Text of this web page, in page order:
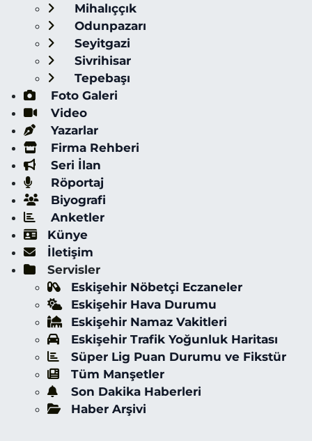
Mihalıççık
Odunpazarı
Seyitgazi
Sivrihisar
Tepebaşı
Foto Galeri
Video
Yazarlar
Firma Rehberi
Seri İlan
Röportaj
Biyografi
Anketler
Künye
İletişim
Servisler
Eskişehir Nöbetçi Eczaneler
Eskişehir Hava Durumu
Eskişehir Namaz Vakitleri
Eskişehir Trafik Yoğunluk Haritası
Süper Lig Puan Durumu ve Fikstür
Tüm Manşetler
Son Dakika Haberleri
Haber Arşivi